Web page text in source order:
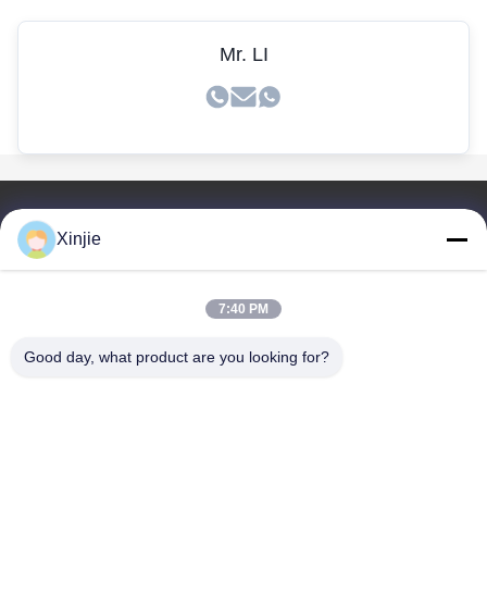
Mr. LI
บ้าน
สินค้า
Xinjie
7:40 PM
Good day, what product are you looking for?